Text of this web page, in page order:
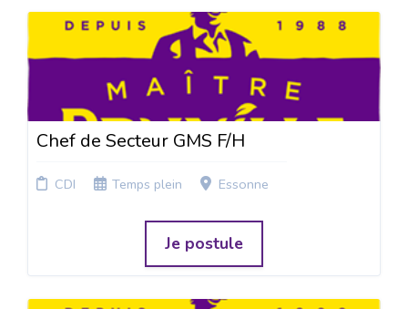
Chef de Secteur GMS F/H
CDI Temps plein Essonne
Je postule